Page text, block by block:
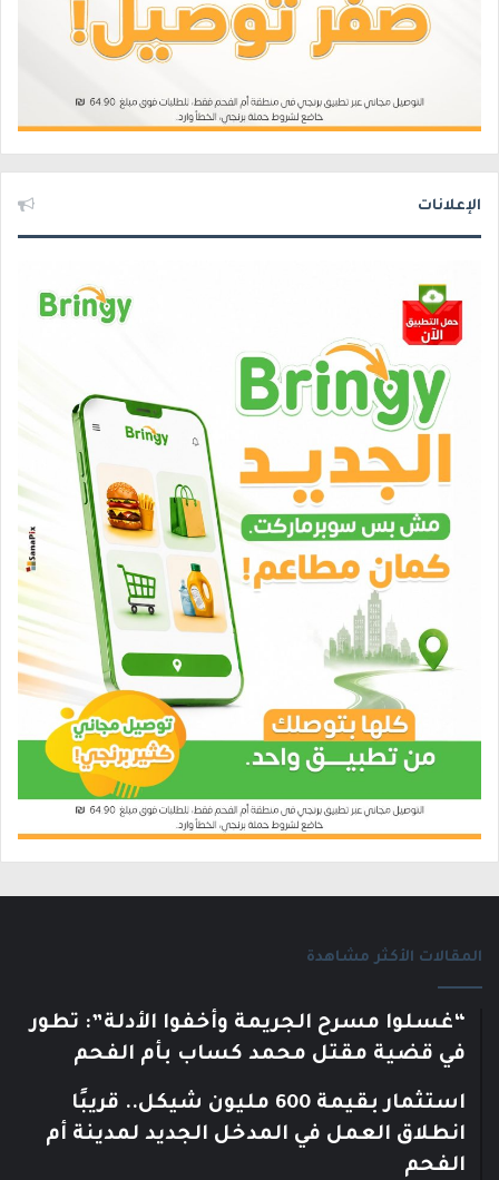
الإعلانات
المقالات الأكثر مشاهدة
“غسلوا مسرح الجريمة وأخفوا الأدلة”: تطور
في قضية مقتل محمد كساب بأم الفحم
استثمار بقيمة 600 مليون شيكل.. قريبًا
انطلاق العمل في المدخل الجديد لمدينة أم
الفحم